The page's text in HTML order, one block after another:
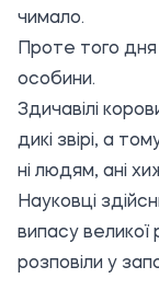
чимало.
Проте того дня
особини.
Здичавілі
дикі звірі, а
ні людям, ані
Науковці
випасу великої
розповіли у